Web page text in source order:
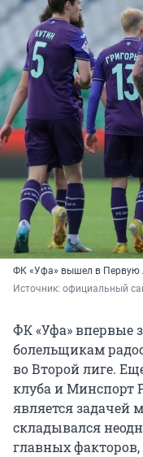
ФК «Уфа» вышел в Первую
Источник: официальный
ФК «Уфа» впервые
болельщикам
во Второй лиге.
клуба и Минспорт
является задачей
складывался
главных